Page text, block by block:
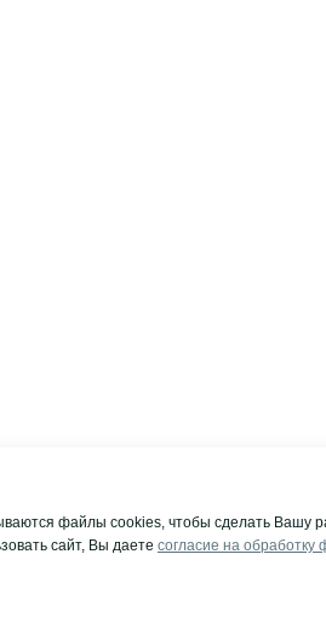
файлы cookies, чтобы сделать Вашу
сайт, Вы даете согласие на обработку